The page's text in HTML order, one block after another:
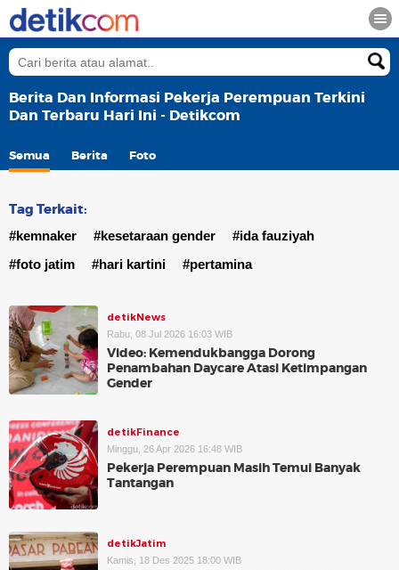
Berita Dan Informasi Pekerja Perempuan Terkini
Dan Terbaru Hari Ini - Detikcom
Semua Berita Foto
Tag Terkait:
#kemnaker #kesetaraan gender
#ida fauziyah
#foto jatim
#hari kartini #pertamina
detikNews
Rabu, 08 Jul 2026 16:03 WIB
Video: Kemendukbangga Dorong
Penambahan Daycare Atasi Ketimpangan
Gender
detikFinance
Minggu, 26 Apr 2026 16:48 WIB
Pekerja Perempuan Masih Temui Banyak
Tantangan
detikJatim
Kamis, 18 Des 2025 18:00 WIB